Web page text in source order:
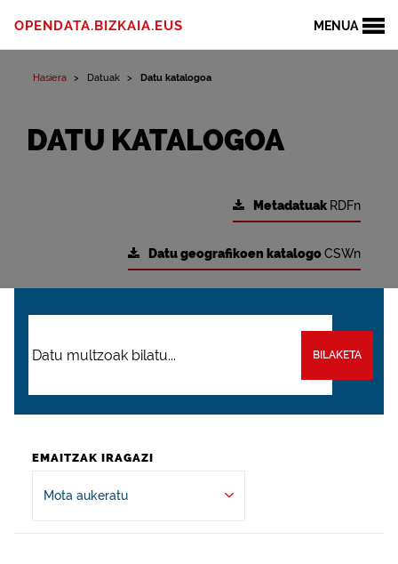
MENUA
OPENDATA.BIZKAIA.EUS
Hasiera Datuak Datu katalogoa
DATU KATALOGOA
Metadatuak RDFn
Datu geografikoen katalogoCSWn
BILAKETA
EMAITZAK IRAGAZI
Mota aukeratu